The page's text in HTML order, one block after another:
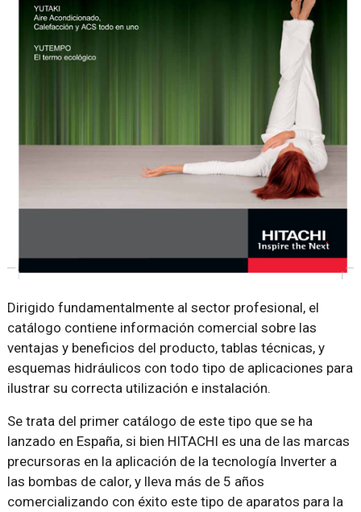
Dirigido fundamentalmente al sector profesional, el
catálogo contiene información comercial sobre las
ventajas y beneficios del producto, tablas técnicas, y
esquemas hidráulicos con todo tipo de aplicaciones para
ilustrar su correcta utilización e instalación.
Se trata del primer catálogo de este tipo que se ha
lanzado en España, si bien HITACHI es una de las marcas
precursoras en la aplicación de la tecnología Inverter a
las bombas de calor, y lleva más de 5 años
comercializando con éxito este tipo de aparatos para la